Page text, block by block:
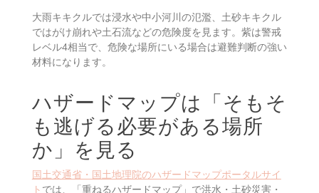
キキクル
は、土砂災害・浸水害・洪水災害の危険度を地
図上で確認できる気象庁の情報です。2026年の改善では
「大雨キキクル」が新設され、大河川以外の河川の氾濫
と浸水の危険度を重ねて見られるようになりました。
大雨キキクルでは浸水や中小河川の氾濫、土砂キキクル
ではがけ崩れや土石流などの危険度を見ます。紫は警戒
レベル4相当で、危険な場所にいる場合は避難判断の強い
材料になります。
ハザードマップは「そもそ